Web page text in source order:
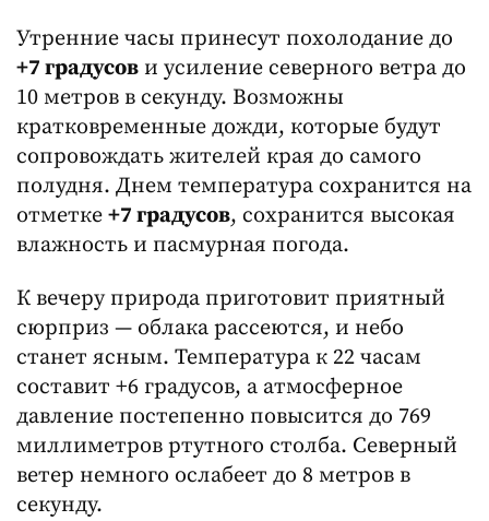
Утренние часы принесут похолодание до
+7 градусов и усиление северного ветра до
10 метров в секунду. Возможны
кратковременные дожди, которые будут
сопровождать жителей края до самого
полудня. Днем температура сохранится на
отметке +7 градусов, сохранится высокая
влажность и пасмурная погода.
К вечеру природа приготовит приятный
сюрприз — облака рассеются, и небо
станет ясным. Температура к 22 часам
составит +6 градусов, а атмосферное
давление постепенно повысится до 769
миллиметров ртутного столба. Северный
ветер немного ослабеет до 8 метров в
секунду.